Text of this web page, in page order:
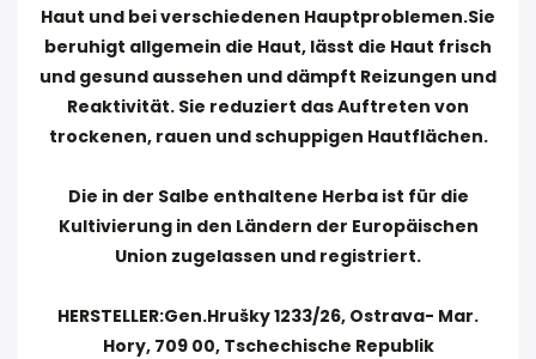
Haut und bei verschiedenen Hauptproblemen.Sie
beruhigt allgemein die Haut, lässt die Haut frisch
und gesund aussehen und dämpft Reizungen und
Reaktivität. Sie reduziert das Auftreten von
trockenen, rauen und schuppigen Hautflächen.
Die in der Salbe enthaltene Herba ist für die
Kultivierung in den Ländern der Europäischen
Union zugelassen und registriert.
HERSTELLER:Gen.Hrušky 1233/26, Ostrava- Mar.
Hory, 709 00, Tschechische Republik